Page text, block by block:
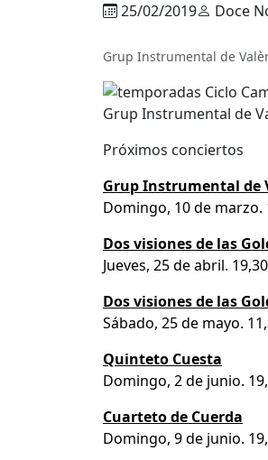
25/02/2019 Doce
Grup Instrumental de
Grup Instrumental de
Próximos conciertos
Grup Instrumental de
Domingo, 10 de marzo.
Dos visiones de las
Jueves, 25 de abril.
Dos visiones de las
Sábado, 25 de mayo.
Quinteto Cuesta
Domingo, 2 de junio.
Cuarteto de Cuerda
Domingo, 9 de junio.